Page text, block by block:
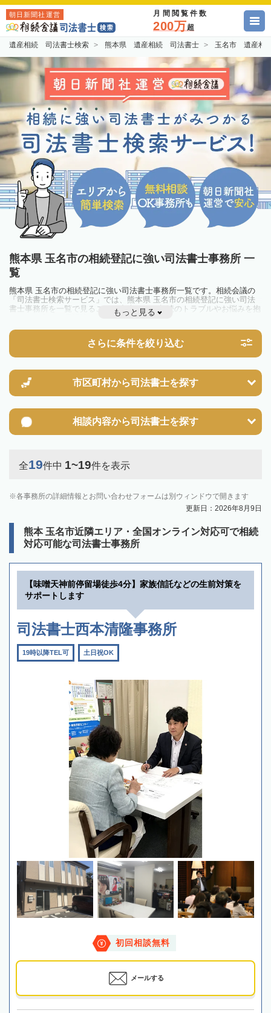
朝日新聞社運営 月間閲覧件数
200万超
遺産相続 司法書士検索 熊本県 遺産相続 司法書士 玉名市 遺産相
熊本県 玉名市の相続登記に強い司法書士事務所 一
覧
熊本県 玉名市の相続登記に強い司法書士事務所一覧です。相続会議の
「司法書士検索サービス」では、熊本県 玉名市の相続登記に強い司法
書士事務所を一覧で見ることが出来ます。相続のトラブルやお悩みを抱
えている方は一度近隣の司法書士に相談してみましょう。
不動産を相続した場合、相続を知った日から3年以内に登記しないと、
10万円以下の過料が科せられるため、速やかな手続きが必要です。義務
化前の相続も対象となるため注意しましょう。
す。その他の相続手続きも任せることが可能です。
また、義務化に伴い、相続人申告登記制度が創設されました。遺産分割
の話し合いがまとまらず登記できない場合は、この制度の活用を検討し
もっと見る
さらに条件を絞り込む
市区町村から司法書士を探す
相談内容から司法書士を探す
全19件中 1~19件を表示
各事務所の詳細情報とお問い合わせフォームは別ウィンドウで開きます
更新日：2026年8月9日
熊本 玉名市近隣エリア・全国オンライン対応可で相続
対応可能な司法書士事務所
【味噌天神前停留場徒歩4分】家族信託などの生前対策を
サポートします
司法書士西本清隆事務所
19時以降TEL可 土日祝OK
初回相談無料
メールする